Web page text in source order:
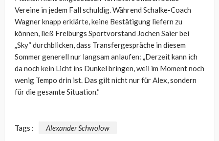
Vereine in jedem Fall schuldig. Während Schalke-Coach
Wagner knapp erklärte, keine Bestätigung liefern zu
können, ließ Freiburgs Sportvorstand Jochen Saier bei
„Sky“ durchblicken, dass Transfergespräche in diesem
Sommer generell nur langsam anlaufen: „Derzeit kann ich
da noch kein Licht ins Dunkel bringen, weil im Moment noch
wenig Tempo drin ist. Das gilt nicht nur für Alex, sondern
für die gesamte Situation.“
Tags : Alexander Schwolow